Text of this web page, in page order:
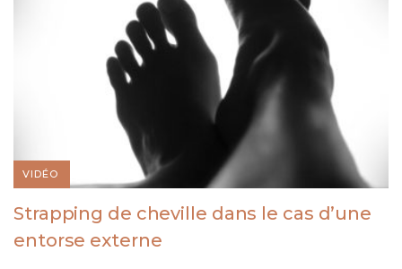
SANTÉ
VIDÉO
Strapping de cheville dans le cas d’une
entorse externe